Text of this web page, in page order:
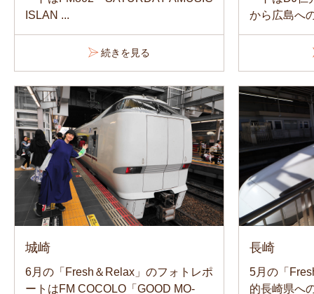
ISLAN ...
続きを見る
から広島へ
城崎
6月の「Fresh＆Relax」のフォトレポ
ートはFM COCOLO「GOOD MO-
長崎
5月の「
的長崎県へ